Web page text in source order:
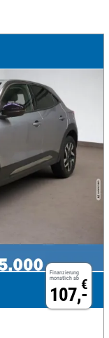
Finanzierung
monatlich ab €
107,-